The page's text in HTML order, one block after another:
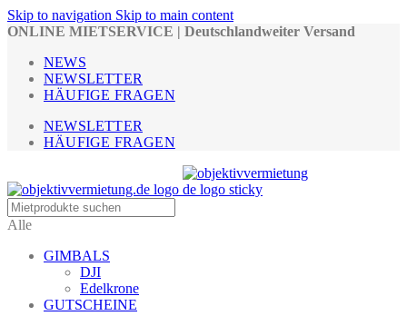
Skip to navigation Skip to main content
ONLINE MIETSERVICE | Deutschlandweiter Versand
NEWS
NEWSLETTER
HÄUFIGE FRAGEN
NEWSLETTER
HÄUFIGE FRAGEN
Alle
GIMBALS
DJI
Edelkrone
GUTSCHEINE